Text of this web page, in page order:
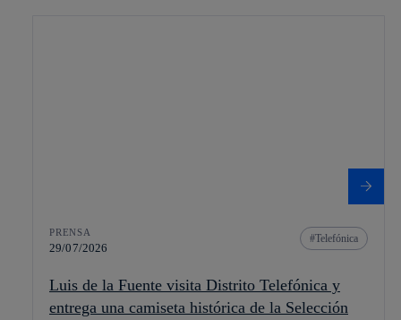
PRENSA
29/07/2026
Telefónica
Luis de la Fuente visita Distrito Telefónica y
entrega una camiseta histórica de la Selección